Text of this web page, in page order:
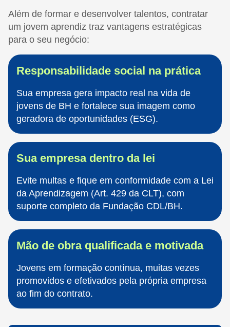
Além de formar e desenvolver talentos, contratar
um jovem aprendiz traz vantagens estratégicas
para o seu negócio:
Responsabilidade social na prática
Sua empresa gera impacto real na vida de
jovens de BH e fortalece sua imagem como
geradora de oportunidades (ESG).
Sua empresa dentro da lei
Evite multas e fique em conformidade com a Lei
da Aprendizagem (Art. 429 da CLT), com
suporte completo da Fundação CDL/BH.
Mão de obra qualificada e motivada
Jovens em formação contínua, muitas vezes
promovidos e efetivados pela própria empresa
ao fim do contrato.